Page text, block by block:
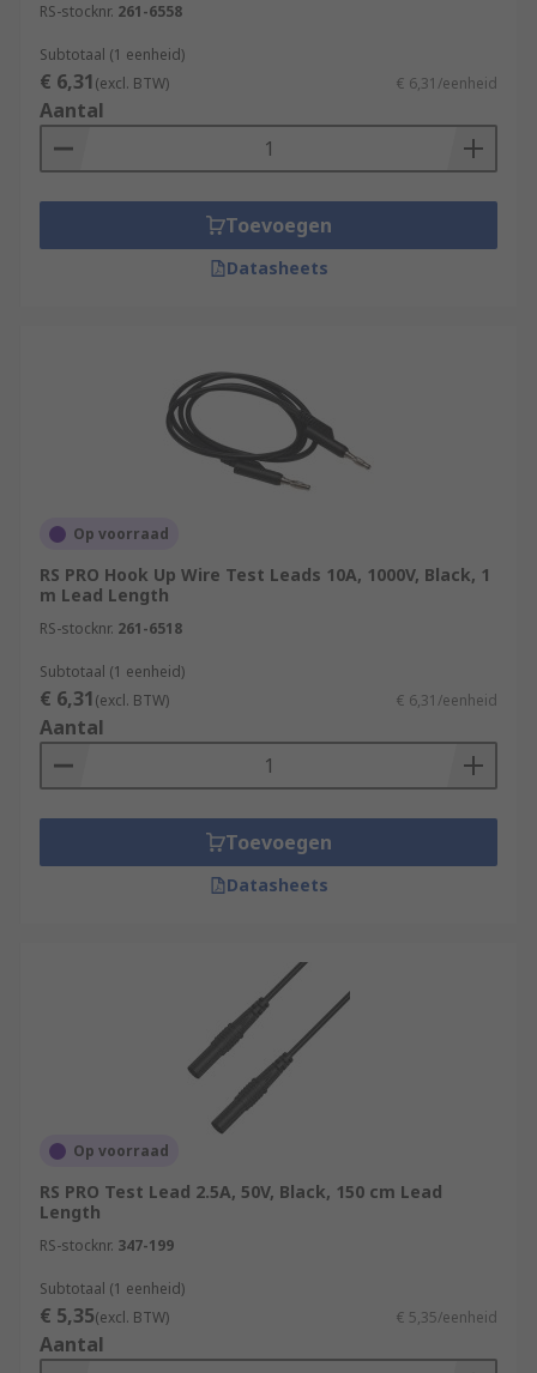
RS-stocknr. 261-6558
Subtotaal (1 eenheid)
€ 6,31(excl. BTW) € 6,31/eenheid
Aantal
Toevoegen
Datasheets
Op voorraad
RS PRO Hook Up Wire Test Leads 10A, 1000V, Black, 1
m Lead Length
RS-stocknr. 261-6518
Subtotaal (1 eenheid)
€ 6,31(excl. BTW) € 6,31/eenheid
Aantal
Toevoegen
Datasheets
Op voorraad
RS PRO Test Lead 2.5A, 50V, Black, 150 cm Lead
Length
RS-stocknr. 347-199
Subtotaal (1 eenheid)
€ 5,35(excl. BTW) € 5,35/eenheid
Aantal